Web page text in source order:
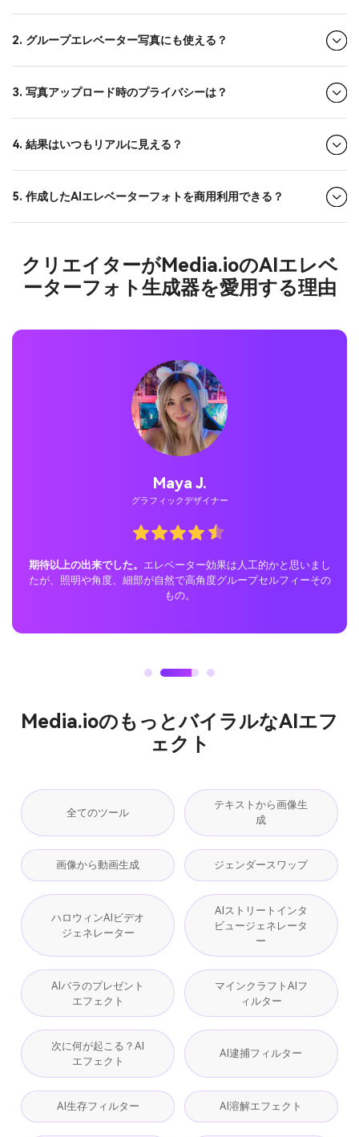
2. グループエレベーター写真にも使える？
3. 写真アップロード時のプライバシーは？
4. 結果はいつもリアルに見える？
5. 作成したAIエレベーターフォトを商用利用できる？
クリエイターがMedia.ioのAIエレベ
ーターフォト生成器を愛用する理由
Jordan P.
一般ユーザー
Tiktokで驚きを演出できました。Geminiプロンプトでエレベータ
ーAIフォトトレンドに参加し、結果をオンラインでシェア。反響
は凄く、みんなリアルなシーンに感動し、投稿はすぐにバイラル
Media.ioのもっとバイラルなAIエフ
ェクト
全てのツール
テキストから画像生
成
画像から動画生成 ジェンダースワップ
ハロウィンAIビデオ
ジェネレーター
AIストリートインタ
ビュージェネレータ
ー
AIバラのプレゼント
エフェクト
マインクラフトAIフ
ィルター
次に何が起こる？AI
エフェクト
AI逮捕フィルター
AI生存フィルター AI溶解エフェクト